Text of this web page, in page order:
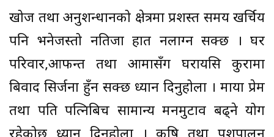
खोज तथा अनुशन्धानको क्षेत्रमा प्रशस्त समय खर्चिय
पनि भनेजस्तो नतिजा हात नलाग्न सक्छ । घर
परिवार,आफन्त तथा आमासँग घरायसि कुरामा
बिवाद सिर्जना हुँन सक्छ ध्यान दिनुहोला । माया प्रेम
तथा पति पत्निबिच सामान्य मनमुटाव बढ्ने योग